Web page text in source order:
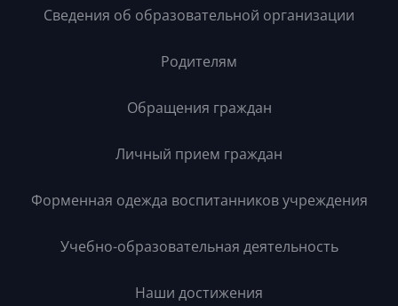
Сведения об образовательной организации
Родителям
Обращения граждан
Личный прием граждан
Форменная одежда воспитанников учреждения
Учебно-образовательная деятельность
Наши достижения